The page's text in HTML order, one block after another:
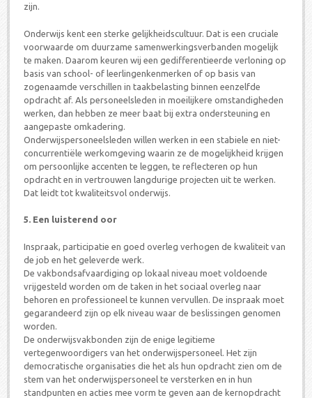
zijn.
Onderwijs kent een sterke gelijkheidscultuur. Dat is een cruciale
voorwaarde om duurzame samenwerkingsverbanden mogelijk
te maken. Daarom keuren wij een gedifferentieerde verloning op
basis van school- of leerlingenkenmerken of op basis van
zogenaamde verschillen in taakbelasting binnen eenzelfde
opdracht af. Als personeelsleden in moeilijkere omstandigheden
werken, dan hebben ze meer baat bij extra ondersteuning en
aangepaste omkadering.
Onderwijspersoneelsleden willen werken in een stabiele en niet-
concurrentiële werkomgeving waarin ze de mogelijkheid krijgen
om persoonlijke accenten te leggen, te reflecteren op hun
opdracht en in vertrouwen langdurige projecten uit te werken.
Dat leidt tot kwaliteitsvol onderwijs.
5. Een luisterend oor
Inspraak, participatie en goed overleg verhogen de kwaliteit van
de job en het geleverde werk.
De vakbondsafvaardiging op lokaal niveau moet voldoende
vrijgesteld worden om de taken in het sociaal overleg naar
behoren en professioneel te kunnen vervullen. De inspraak moet
gegarandeerd zijn op elk niveau waar de beslissingen genomen
worden.
De onderwijsvakbonden zijn de enige legitieme
vertegenwoordigers van het onderwijspersoneel. Het zijn
democratische organisaties die het als hun opdracht zien om de
stem van het onderwijspersoneel te versterken en in hun
standpunten en acties mee vorm te geven aan de kernopdracht